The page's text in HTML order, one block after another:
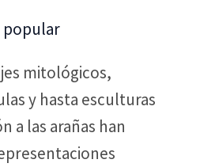
popular
mitológicos,
y hasta esculturas
a las arañas han